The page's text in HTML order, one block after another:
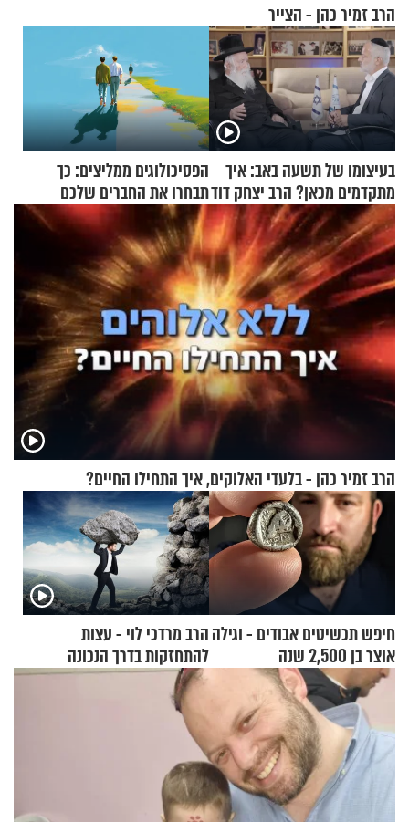
הרב זמיר כהן - הצייר
בעיצומו של תשעה באב: איך
מתקדמים מכאן? הרב יצחק דוד
גרוסמן בשיחה מיוחדת
הפסיכולוגים ממליצים: כך
תבחרו את החברים שלכם
בחיים
הרב זמיר כהן - בלעדי האלוקים, איך התחילו החיים?
חיפש תכשיטים אבודים - וגילה
אוצר בן 2,500 שנה
הרב מרדכי לוי - עצות
להתחזקות בדרך הנכונה